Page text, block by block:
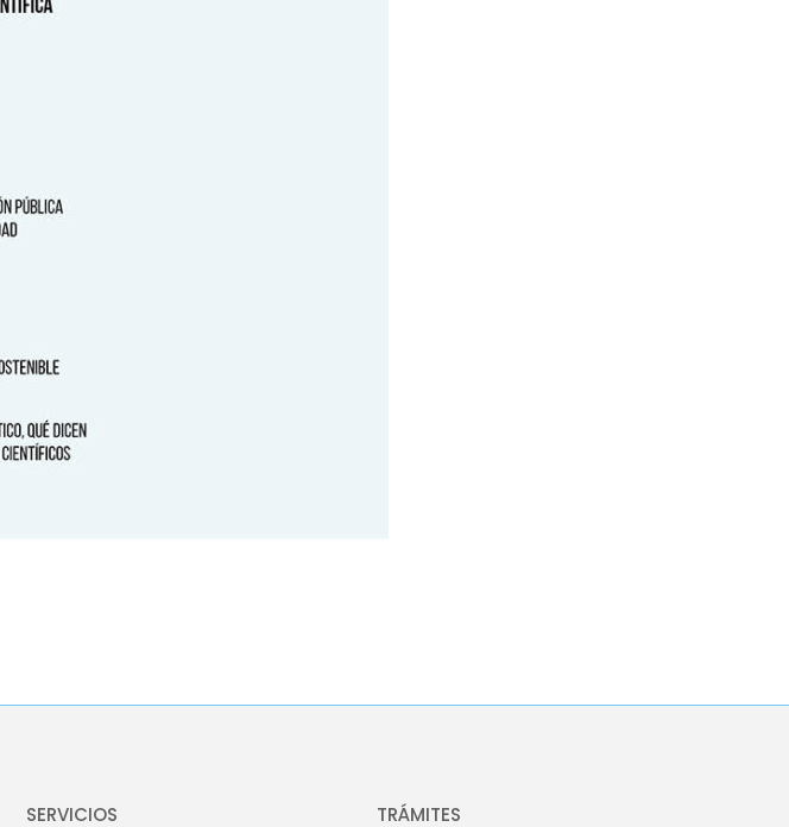
SERVICIOS TRÁMITES